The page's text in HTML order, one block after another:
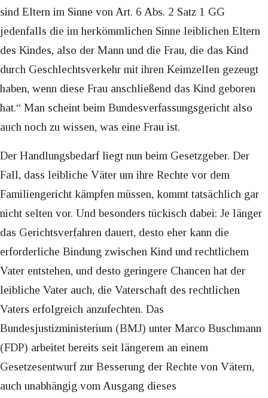
sind Eltern im Sinne von Art. 6 Abs. 2 Satz 1 GG
jedenfalls die im herkömmlichen Sinne leiblichen Eltern
des Kindes, also der Mann und die Frau, die das Kind
durch Geschlechtsverkehr mit ihren Keimzellen gezeugt
haben, wenn diese Frau anschließend das Kind geboren
hat.“ Man scheint beim Bundesverfassungsgericht also
auch noch zu wissen, was eine Frau ist.
Der Handlungsbedarf liegt nun beim Gesetzgeber. Der
Fall, dass leibliche Väter um ihre Rechte vor dem
Familiengericht kämpfen müssen, kommt tatsächlich gar
nicht selten vor. Und besonders tückisch dabei: Je länger
das Gerichtsverfahren dauert, desto eher kann die
erforderliche Bindung zwischen Kind und rechtlichem
Vater entstehen, und desto geringere Chancen hat der
leibliche Vater auch, die Vaterschaft des rechtlichen
Vaters erfolgreich anzufechten. Das
Bundesjustizministerium (BMJ) unter Marco Buschmann
(FDP) arbeitet bereits seit längerem an einem
Gesetzesentwurf zur Besserung der Rechte von Vätern,
auch unabhängig vom Ausgang dieses